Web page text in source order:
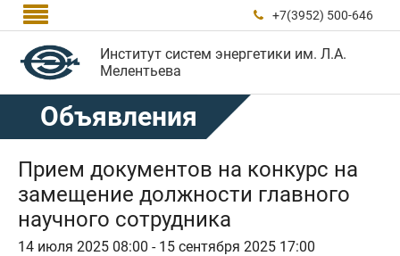
  +7(3952) 500-646
Институт систем энергетики им. Л.А.
Мелентьева
Объявления
Прием документов на конкурс на
замещение должности главного
научного сотрудника
14 июля 2025 08:00 - 15 сентября 2025 17:00